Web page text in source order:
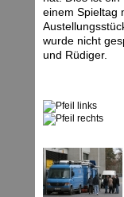
einem Spieltag
wurde nicht
und Rüdiger.